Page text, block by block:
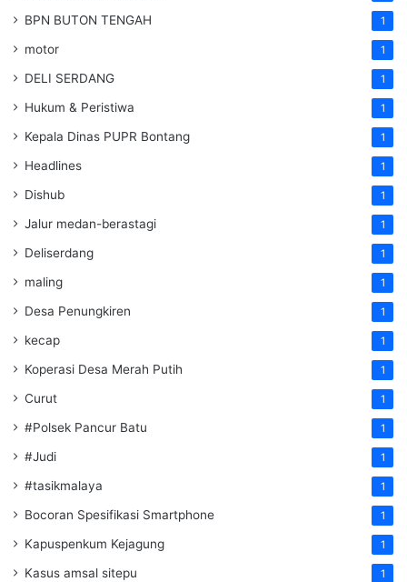
BPN BUTON TENGAH 1
motor 1
DELI SERDANG 1
Hukum & Peristiwa 1
Kepala Dinas PUPR Bontang 1
Headlines 1
Dishub 1
Jalur medan-berastagi 1
Deliserdang 1
maling 1
Desa Penungkiren 1
kecap 1
Koperasi Desa Merah Putih 1
Curut 1
#Polsek Pancur Batu 1
#Judi 1
#tasikmalaya 1
Bocoran Spesifikasi Smartphone 1
Kapuspenkum Kejagung 1
Kasus amsal sitepu 1